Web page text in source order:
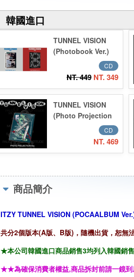
韓國進口
TUNNEL VISION
(Photobook Ver.)
CD
NT. 449 NT. 349
TUNNEL VISION
(Photo Projection
CD
NT. 469
商品簡介
ITZY TUNNEL VISION (POCAALBUM
共分2個版本(A版、B版)，隨機出貨，恕無
★本公司韓國進口商品銷售3均列入韓國銷
★★為確保消費者權益,商品拆封前請一鏡